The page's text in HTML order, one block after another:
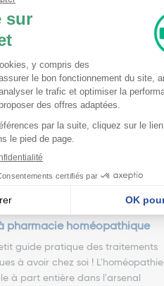
pharmacie homéopathique
guide pratique des traitements
à avoir chez soi ! L'homéopathie
à part entière dans l'arsenal